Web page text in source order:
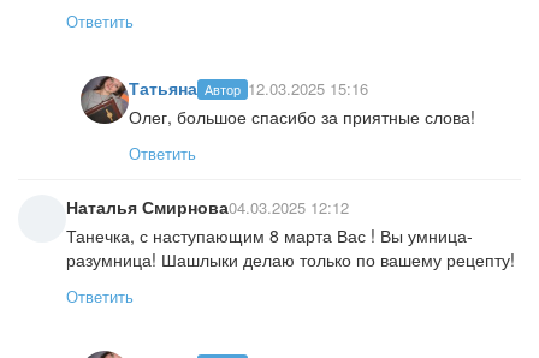
Ответить
Татьяна Автор 12.03.2025 15:16
Олег, большое спасибо за приятные слова!
Ответить
Наталья Смирнова04.03.2025 12:12
Танечка, с наступающим 8 марта Вас ! Вы умница-
разумница! Шашлыки делаю только по вашему рецепту!
Ответить